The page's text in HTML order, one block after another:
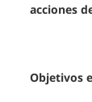
acciones
Objetivos